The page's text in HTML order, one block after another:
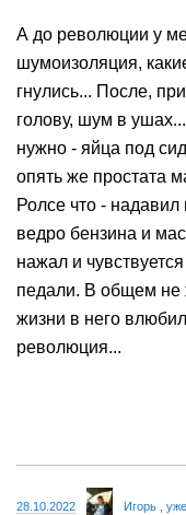
А до революции у
шумоизоляция,
гнулись... После,
голову, шум в
нужно - яйца под
опять же простата
Ролсе что -
ведро бензина и
нажал и
педали. В общем не
жизни в него
революция...
28.10.2022 Игорь ,